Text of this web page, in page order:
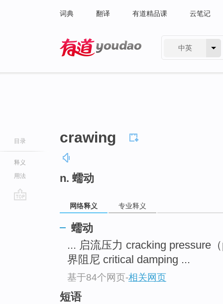
词典 翻译 有道精品课 云笔记
中英
目录
释义
用法
crawing
n. 蠕动
网络释义 专业释义
蠕动
... 启流压力 cracking pressure
界阻尼 critical damping ...
基于84个网页-相关网页
短语